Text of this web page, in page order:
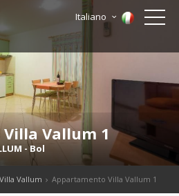
Italiano
Vallum 1
-Bol
Vallum Appartamento Villa Vallum 1